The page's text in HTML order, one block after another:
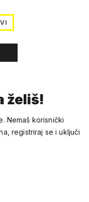
želiš!
Nemaš korisnički
registriraj se i uključi